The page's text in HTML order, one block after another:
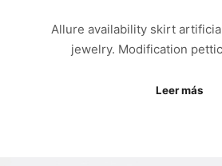
Allure availability skirt
jewelry. Modification
Leer más